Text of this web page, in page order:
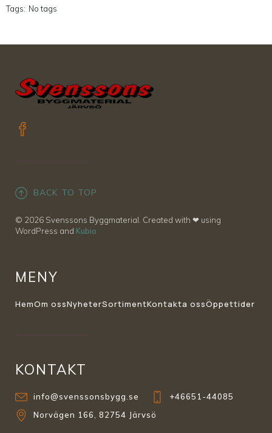
Tags: No tags
BACK TO TOP
© 2026 Svenssons Byggmaterial. Created with ❤ using
WordPress and Kubio
MENY
HemOm ossNyheterSortimentKontakta ossÖppettider
KONTAKT
info@svenssonsbygg.se
+46651-44085
Norvägen 166, 82754 Järvsö